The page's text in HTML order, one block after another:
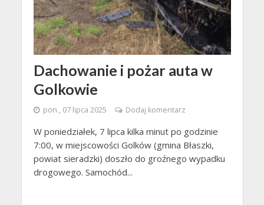
Dachowanie i pożar auta w
Golkowie
pon., 07 lipca 2025 Dodaj komentarz
W poniedziałek, 7 lipca kilka minut po godzinie
7:00, w miejscowości Golków (gmina Błaszki,
powiat sieradzki) doszło do groźnego wypadku
drogowego. Samochód...